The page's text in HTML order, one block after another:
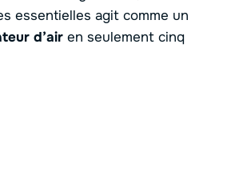
essentielles agit comme un
d’air en seulement cinq